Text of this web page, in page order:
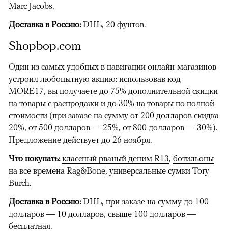
Marc Jacobs.
Доставка в Россию:DHL, 20 фунтов.
Shopbop.com
Один из самых удобных в навигации онлайн-магазинов
устроил любопытную акцию: использовав код
MORE17, вы получаете до 75% дополнительной скидки
на товары с распродажи и до 30% на товары по полной
стоимости (при заказе на сумму от 200 долларов скидка
20%, от 500 долларов — 25%, от 800 долларов — 30%).
Предложение действует до 26 ноября.
Что покупать: классный рваный деним R13, ботильоны
на все времена Rag&Bone, универсальные сумки Tory
Burch.
Доставка в Россию:DHL, при заказе на сумму до 100
долларов — 10 долларов, свыше 100 долларов —
бесплатная.